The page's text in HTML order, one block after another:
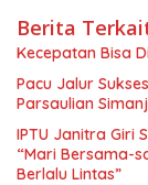
Berita
Kecepatan Bisa
Pacu Jalur
Parsaulian
IPTU Janitra Giri
“Mari Bersama-
Berlalu Lintas”